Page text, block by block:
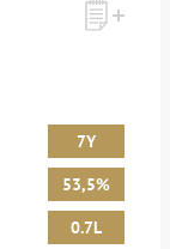
7Y
53,5%
0.7L